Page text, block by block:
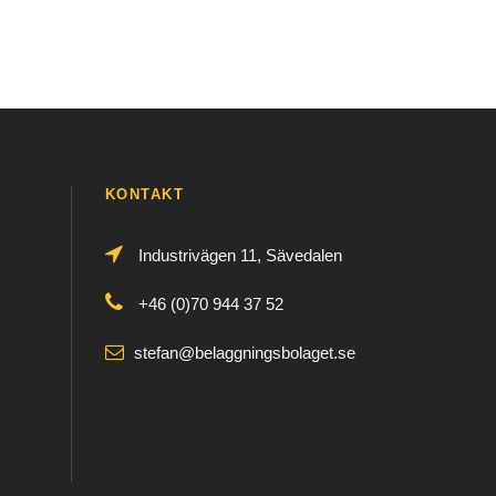
KONTAKT
Industrivägen 11, Sävedalen
+46 (0)70 944 37 52
stefan@belaggningsbolaget.se